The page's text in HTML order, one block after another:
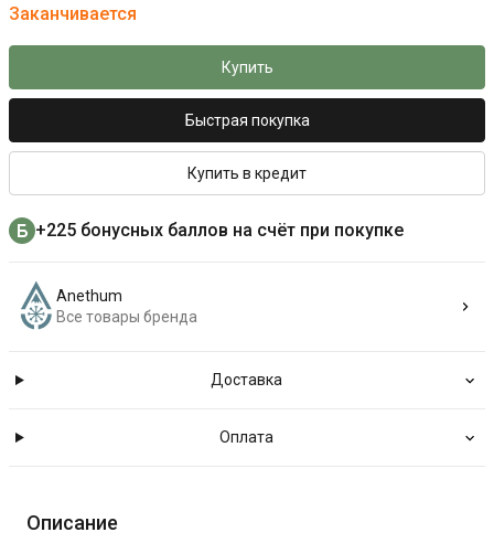
Заканчивается
Купить
Быстрая покупка
Купить в кредит
+225 бонусных баллов на счёт при покупке
Anethum
Все товары бренда
Доставка
Оплата
Описание